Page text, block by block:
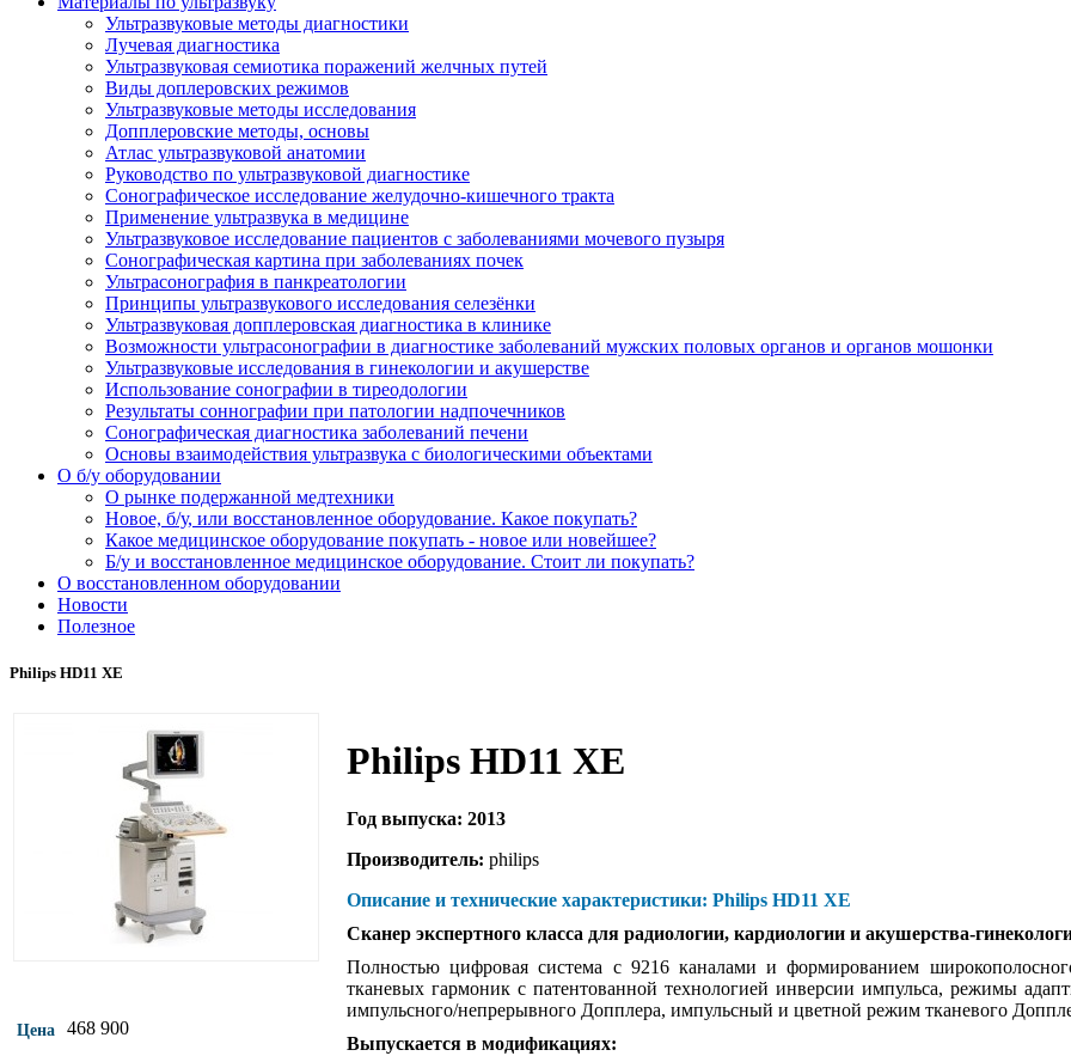
Ультразвуковые методы диагностики
Лучевая диагностика
Ультразвуковая семиотика поражений желчных путей
Виды доплеровских режимов
Ультразвуковые методы исследования
Допплеровские методы, основы
Атлас ультразвуковой анатомии
Руководство по ультразвуковой диагностике
Сонографическое исследование желудочно-кишечного тракта
Применение ультразвука в медицине
Ультразвуковое исследование пациентов с заболеваниями мочевого пузыря
Сонографическая картина при заболеваниях почек
Ультрасонография в панкреатологии
Принципы ультразвукового исследования селезёнки
Ультразвуковая допплеровская диагностика в клинике
Возможности ультрасонографии в диагностике заболеваний мужских половых органов и органов мошонки
Ультразвуковые исследования в гинекологии и акушерстве
Использование сонографии в тиреодологии
Результаты соннографии при патологии надпочечников
Сонографическая диагностика заболеваний печени
Основы взаимодействия ультразвука с биологическими объектами
O б/у оборудовании
О рынке подержанной медтехники
Новое, б/у, или восстановленное оборудование. Какое покупать?
Какое медицинское оборудование покупать - новое или новейшее?
Б/у и восстановленное медицинское оборудование. Стоит ли покупать?
О восстановленном оборудовании
Новости
Полезное
Philips HD11 XE
Цена 468 900
Philips HD11 XE
Год выпуска: 2013
Производитель: philips
Описание и технические характеристики: Philips HD11 XE
Сканер экспертного класса для радиологии, кардиологии и акушерства-
Полностью цифровая система с 9216 каналами и формированием
тканевых гармоник с патентованной технологией инверсии импульса, режимы
импульсного/непрерывного Допплера, импульсный и цветной режим тканевого
Выпускается в модификациях: